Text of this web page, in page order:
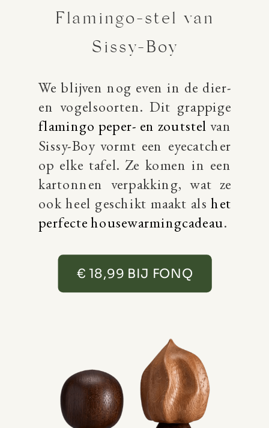
Flamingo-stel van
Sissy-Boy
We blijven nog even in de dier-
en vogelsoorten. Dit grappige
flamingo peper- en zoutstel van
Sissy-Boy vormt een eyecatcher
op elke tafel. Ze komen in een
kartonnen verpakking, wat ze
ook heel geschikt maakt alshet
perfecte housewarmingcadeau.
€ 18,99 BIJ FONQ